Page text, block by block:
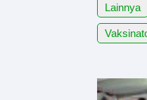
Lainnya